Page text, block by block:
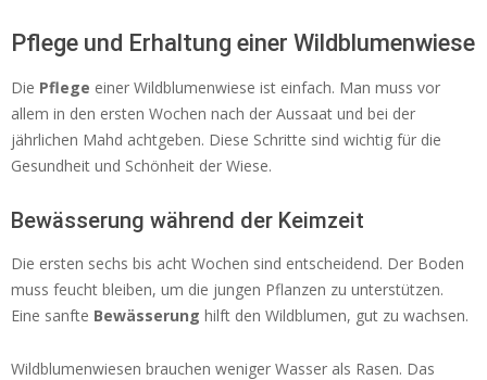
Pflege und Erhaltung einer Wildblumenwiese
Die Pflege einer Wildblumenwiese ist einfach. Man muss vor
allem in den ersten Wochen nach der Aussaat und bei der
jährlichen Mahd achtgeben. Diese Schritte sind wichtig für die
Gesundheit und Schönheit der Wiese.
Bewässerung während der Keimzeit
Die ersten sechs bis acht Wochen sind entscheidend. Der Boden
muss feucht bleiben, um die jungen Pflanzen zu unterstützen.
Eine sanfte Bewässerung hilft den Wildblumen, gut zu wachsen.
Wildblumenwiesen brauchen weniger Wasser als Rasen. Das